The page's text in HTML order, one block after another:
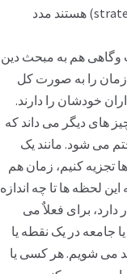
تجارب زنده گی و نظریات آنانی که عملاً مصروف تفکر مدبرانه (strategic thinking) هستند مدد
وگاهی هم به مبحث دین
زمان را به صورت کل
خودشان را دارند.
های دیگر می داند که
می شود. مانند یک
تجزیه کنیم، زمان هم
لحظه ها تا چه اندازه
دارد، برای فعلاٌ می
جامعه در یک نقطه یا
می شویم. هر کسی یا